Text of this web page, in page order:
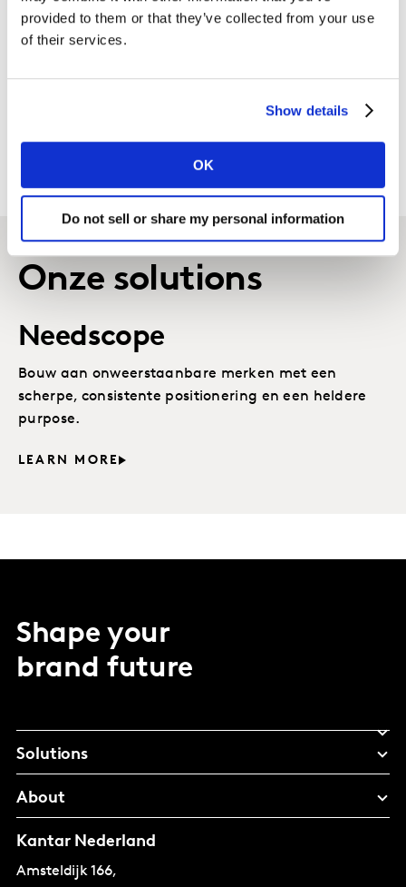
provided to them or that they’ve collected from your use
of their services.
Show details
OK
Do not sell or share my personal information
te brengen.
04
model dat over de lange termijn je KPI’s
op purpose meet, en optimaliseer zo je
Onze solutions
Needscope
Bouw aan onweerstaanbare merken met een
scherpe, consistente positionering en een heldere
purpose.
LEARN MORE
Shape your
brand future
Solutions
About
Kantar Nederland
Amsteldijk 166,